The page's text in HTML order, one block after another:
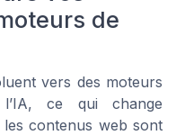
de
vers des moteurs
ce qui change
contenus web sont